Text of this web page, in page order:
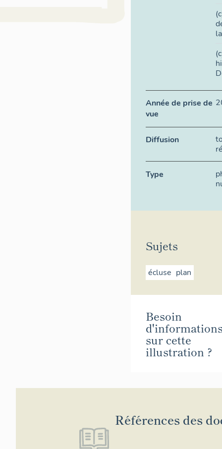
Année de prise de
vue
Diffusion
Type
Sujets
écluse plan
Besoin
sur cette
illustration ?
Références des